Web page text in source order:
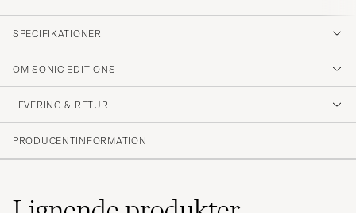
SPECIFIKATIONER
OM SONIC EDITIONS
LEVERING & RETUR
PRODUCENTINFORMATION